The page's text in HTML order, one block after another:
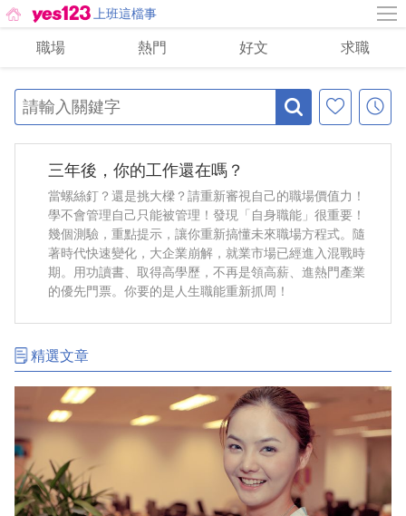
上班這檔事
職場 熱門 好文 求職
三年後，你的工作還在嗎？
當螺絲釘？還是挑大樑？請重新審視自己的職場價值力！
學不會管理自己只能被管理！發現「自身職能」很重要！
幾個測驗，重點提示，讓你重新搞懂未來職場方程式。隨
著時代快速變化，大企業崩解，就業市場已經進入混戰時
期。用功讀書、取得高學歷，不再是領高薪、進熱門產業
的優先門票。你要的是人生職能重新抓周！
精選文章